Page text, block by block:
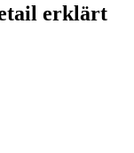
erklärt